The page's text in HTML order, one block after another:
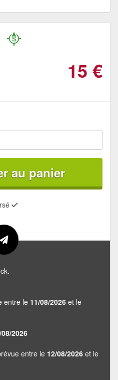
15 €
au panier
entre le 11/08/2026 et le
08/2026
entre le 12/08/2026 et le